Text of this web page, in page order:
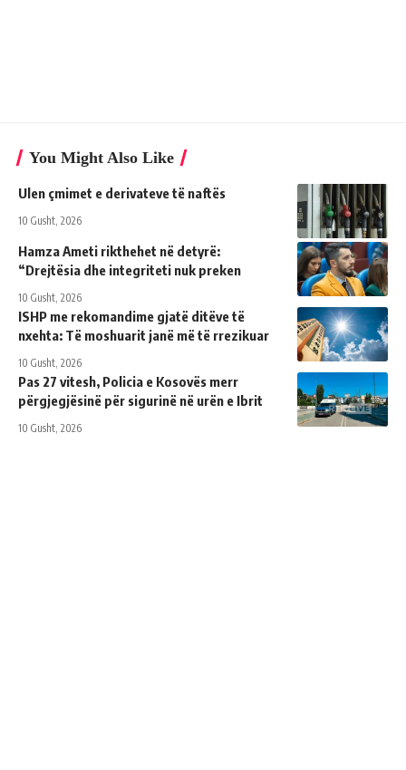
You Might Also Like
Ulen çmimet e derivateve të naftës
10 Gusht, 2026
Hamza Ameti rikthehet në detyrë:
“Drejtësia dhe integriteti nuk preken
10 Gusht, 2026
ISHP me rekomandime gjatë ditëve të
nxehta: Të moshuarit janë më të rrezikuar
10 Gusht, 2026
Pas 27 vitesh, Policia e Kosovës merr
përgjegjësinë për sigurinë në urën e Ibrit
10 Gusht, 2026